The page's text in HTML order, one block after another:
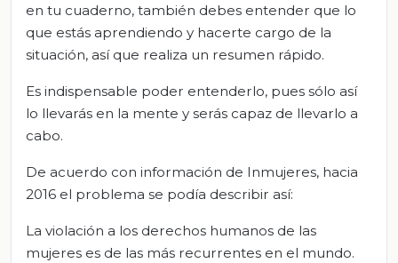
en tu cuaderno, también debes entender que lo
que estás aprendiendo y hacerte cargo de la
situación, así que realiza un resumen rápido.
Es indispensable poder entenderlo, pues sólo así
lo llevarás en la mente y serás capaz de llevarlo a
cabo.
De acuerdo con información de Inmujeres, hacia
2016 el problema se podía describir así:
La violación a los derechos humanos de las
mujeres es de las más recurrentes en el mundo.